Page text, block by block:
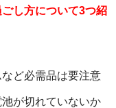
し方について3つ紹
ど必需品は要注意
が切れていないか